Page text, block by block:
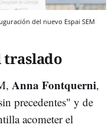
del nuevo Espai SEM
traslado
Anna Fontquerni,
precedentes" y de
acometer el